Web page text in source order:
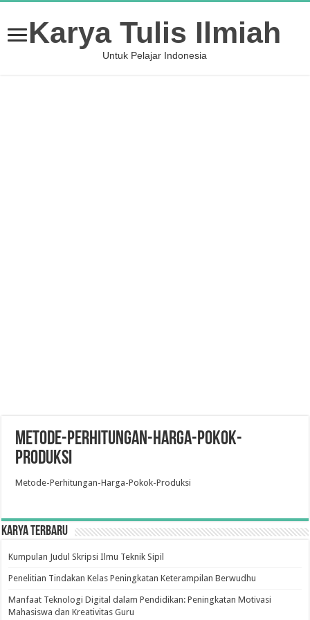
Karya Tulis Ilmiah
Untuk Pelajar Indonesia
Metode-Perhitungan-Harga-Pokok-
Produksi
Metode-Perhitungan-Harga-Pokok-Produksi
Karya Terbaru
Kumpulan Judul Skripsi Ilmu Teknik Sipil
Penelitian Tindakan Kelas Peningkatan Keterampilan Berwudhu
Manfaat Teknologi Digital dalam Pendidikan: Peningkatan Motivasi
Mahasiswa dan Kreativitas Guru